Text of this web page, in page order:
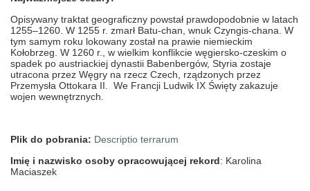
Opisywany traktat geograficzny powstał prawdopodobnie w latach
1255–1260. W 1255 r. zmarł Batu-chan, wnuk Czyngis-chana. W
tym samym roku lokowany został na prawie niemieckim
Kołobrzeg. W 1260 r., w wielkim konflikcie węgiersko-czeskim o
spadek po austriackiej dynastii Babenbergów, Styria zostaje
utracona przez Węgry na rzecz Czech, rządzonych przez
Przemysła Ottokara II. We Francji Ludwik IX Święty zakazuje
wojen wewnętrznych.
Plik do pobrania: Descriptio terrarum
Imię i nazwisko osoby opracowującej rekord: Karolina
Maciaszek